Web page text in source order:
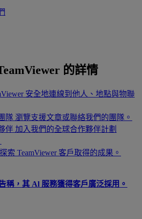
的詳情
安全地連線到他人、地點與物聯
隊 瀏覽支援文章或聯絡我們的團隊。
伴 加入我們的全球合作夥伴計劃
探索 TeamViewer 客戶取得的成果。
稱，其 Al 服務獲得客戶廣泛採用。